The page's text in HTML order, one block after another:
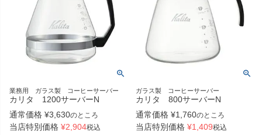
業務用 ガラス製 コーヒーサーバー
カリタ 1200サーバーN
通常価格 ¥3,630のところ
当店特別価格 ¥2,904税込
ガラス製 コーヒーサーバー
カリタ 800サーバーN
通常価格 ¥1,760のところ
当店特別価格 ¥1,409税込